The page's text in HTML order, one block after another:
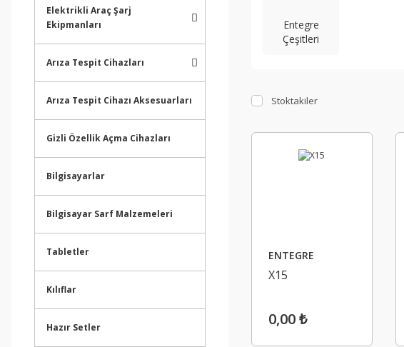
Elektrikli Araç Şarj
Ekipmanları
Arıza Tespit Cihazları
Arıza Tespit Cihazı Aksesuarları
Gizli Özellik Açma Cihazları
Bilgisayarlar
Bilgisayar Sarf Malzemeleri
Tabletler
Kılıflar
Hazır Setler
Entegre
Çeşitleri
Stoktakiler
ENTEGRE
X15
0,00 ₺